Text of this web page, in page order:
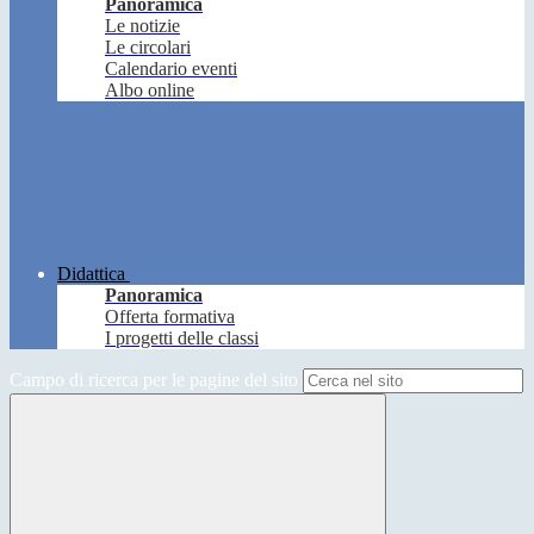
Panoramica
Le notizie
Le circolari
Calendario eventi
Albo online
Didattica
Panoramica
Offerta formativa
I progetti delle classi
Campo di ricerca per le pagine del sito